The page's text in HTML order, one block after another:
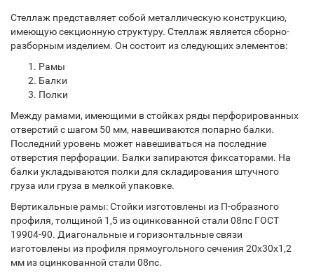
Стеллаж представляет собой металлическую конструкцию,
имеющую секционную структуру. Стеллаж является сборно-
разборным изделием. Он состоит из следующих элементов:
Рамы
Балки
Полки
Между рамами, имеющими в стойках ряды перфорированных
отверстий с шагом 50 мм, навешиваются попарно балки.
Последний уровень может навешиваться на последние
отверстия перфорации. Балки запираются фиксаторами. На
балки укладываются полки для складирования штучного
груза или груза в мелкой упаковке.
Вертикальные рамы: Стойки изготовлены из П-образного
профиля, толщиной 1,5 из оцинкованной стали 08пс ГОСТ
19904-90. Диагональные и горизонтальные связи
изготовлены из профиля прямоугольного сечения 20х30х1,2
мм из оцинкованной стали 08пс.